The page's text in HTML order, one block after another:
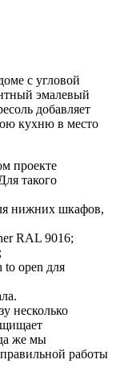
с угловой
эмалевый
добавляет
кухню в место
проекте
такого
нижних шкафов,
RAL 9016;
to open для
несколько
же мы
работы